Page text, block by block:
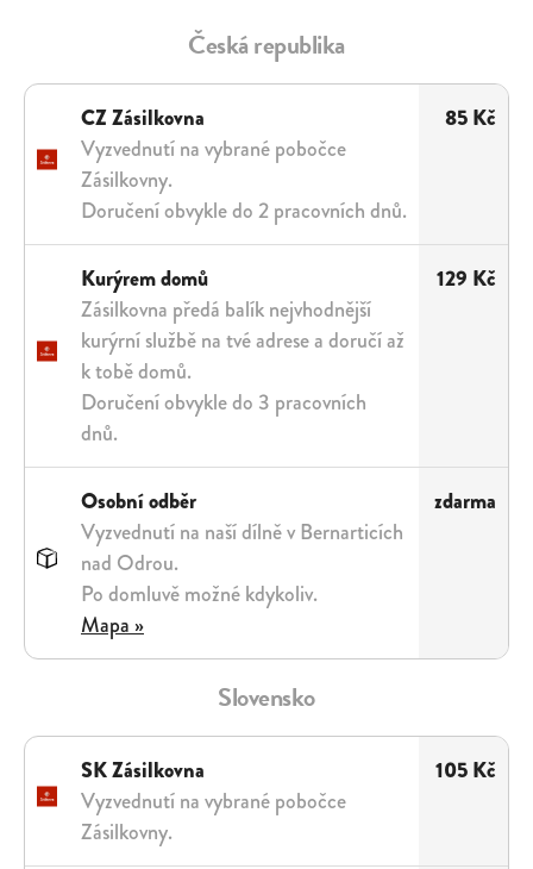
Česká republika
CZ Zásilkovna
Vyzvednutí na vybrané pobočce
Zásilkovny.
Doručení obvykle do 2 pracovních dnů.
85 Kč
Kurýrem domů
Zásilkovna předá balík nejvhodnější
kurýrní službě na tvé adrese a doručí až
k tobě domů.
Doručení obvykle do 3 pracovních
dnů.
129 Kč
Osobní odběr
Vyzvednutí na naší dílně v Bernarticích
nad Odrou.
Po domluvě možné kdykoliv.
Mapa »
zdarma
Slovensko
SK Zásilkovna
Vyzvednutí na vybrané pobočce
Zásilkovny.
105 Kč